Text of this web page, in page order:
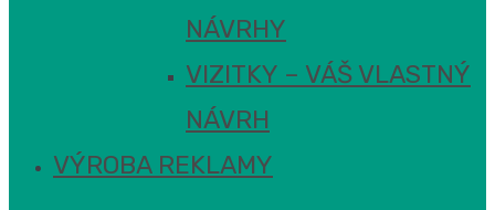
NÁVRHY
VIZITKY – VÁŠ VLASTNÝ
NÁVRH
VÝROBA REKLAMY